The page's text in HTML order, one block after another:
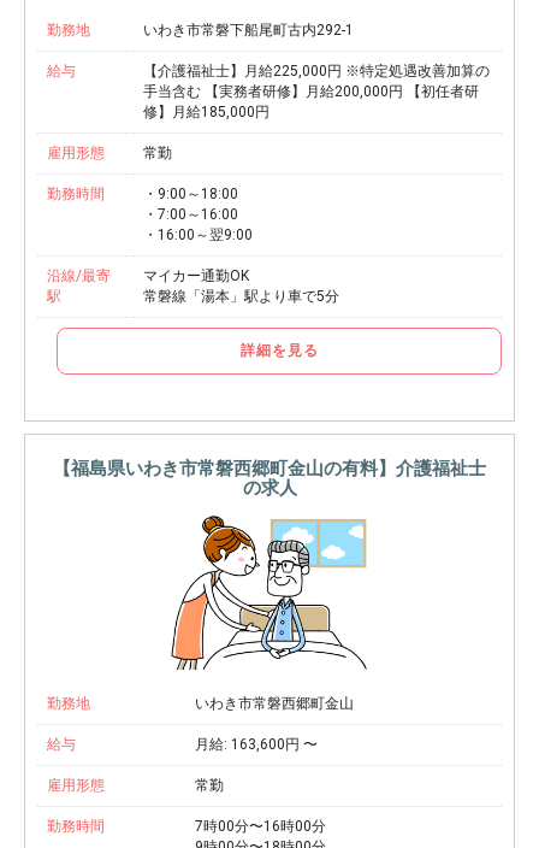
勤務地 いわき市常磐下船尾町古内292-1
給与
【介護福祉士】月給225,000円 ※特定処遇改善加算の
手当含む 【実務者研修】月給200,000円 【初任者研
修】月給185,000円
雇用形態 常勤
勤務時間
・9:00～18:00
・7:00～16:00
・16:00～翌9:00
沿線/最寄
駅
マイカー通勤OK
常磐線「湯本」駅より車で5分
詳細を見る
【福島県いわき市常磐西郷町金山の有料】介護福祉士
の求人
勤務地 いわき市常磐西郷町金山
給与 月給: 163,600円 〜
雇用形態 常勤
勤務時間
7時00分〜16時00分